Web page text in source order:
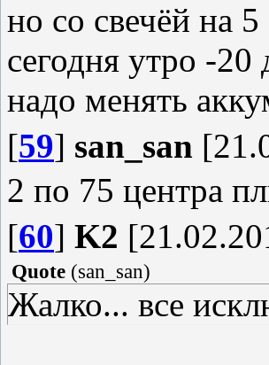
но со свечёй на 5
сегодня утро -20
надо менять
[59] san_san
2 по 75 центра
[60] K2
Quote (san_san)
Жалко... все